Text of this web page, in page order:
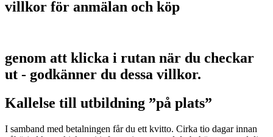
villkor för anmälan och köp
genom att klicka i rutan när du checkar
ut - godkänner du dessa villkor.
Kallelse till utbildning ”på plats”
I samband med betalningen får du ett kvitto. Cirka tio dagar innan